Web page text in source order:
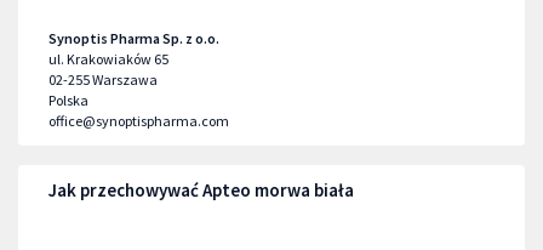
Synoptis Pharma Sp. z o.o.
ul. Krakowiaków 65
02-255Warszawa
Polska
office@synoptispharma.com
Jak przechowywać Apteo morwa biała